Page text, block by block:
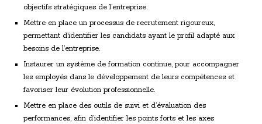
objectifs stratégiques de l’entreprise.
Mettre en place un processus de recrutement rigoureux,
permettant d’identifier les candidats ayant le profil adapté aux
besoins de l’entreprise.
Instaurer un système de formation continue, pour accompagner
les employés dans le développement de leurs compétences et
favoriser leur évolution professionnelle.
Mettre en place des outils de suivi et d’évaluation des
performances, afin d’identifier les points forts et les axes